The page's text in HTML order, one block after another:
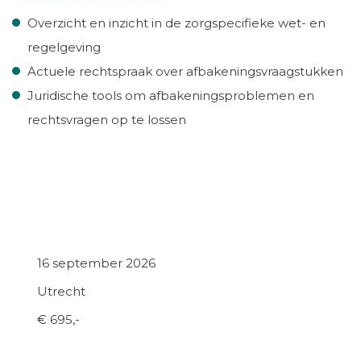
Overzicht en inzicht in de zorgspecifieke wet- en
regelgeving
Actuele rechtspraak over afbakeningsvraagstukken
Juridische tools om afbakeningsproblemen en
rechtsvragen op te lossen
16 september 2026
Utrecht
€ 695,-